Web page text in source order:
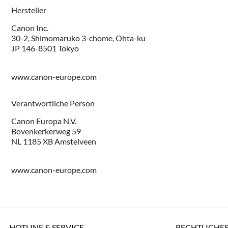
Hersteller
Canon Inc.
30-2, Shimomaruko 3-chome, Ohta-ku
JP 146-8501 Tokyo
www.canon-europe.com
Verantwortliche Person
Canon Europa N.V.
Bovenkerkerweg 59
NL 1185 XB Amstelveen
www.canon-europe.com